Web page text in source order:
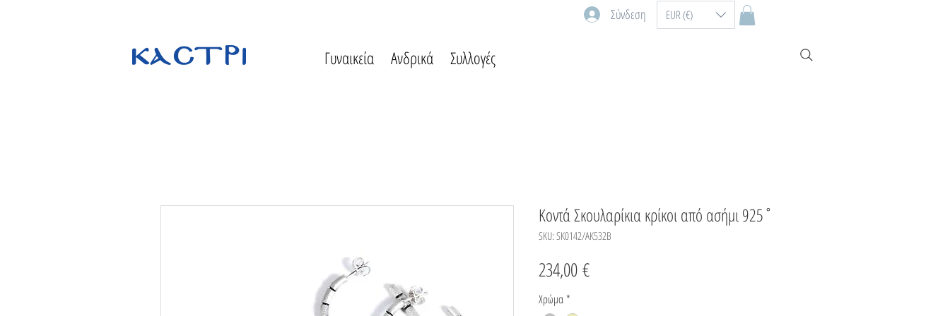
Σύνδεση EUR (€)
Γυναικεία Ανδρικά Συλλογές
Κοντά Σκουλαρίκια κρίκοι από ασήμι 925˚
SKU: SK0142/AK532B
234,00 €Τιμή
Χρώμα *